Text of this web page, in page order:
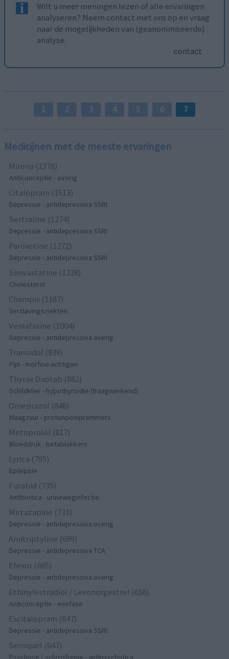
Wilt u meer meningen lezen of alle ervaringen
analyseren? Neem contact met ons op en vraag
naar de mogelijkheden van (geanonimiseerde)
analyse.
contact
1 2 3 4 5 6 7
Medicijnen met de meeste ervaringen
Mirena (2378)
Anticonceptie - overig
Citalopram (1513)
Depressie - antidepressiva SSRI
Sertraline (1274)
Depressie - antidepressiva SSRI
Paroxetine (1272)
Depressie - antidepressiva SSRI
Simvastatine (1228)
Cholesterol
Champix (1187)
Verslavingsziekten
Venlafaxine (1004)
Depressie - antidepressiva overig
Tramadol (939)
Pijn - morfine-achtigen
Thyrax Duotab (882)
Schildklier - hypothyroidie (traagwerkend)
Omeprazol (848)
Maagzuur - protonpompremmers
Metoprolol (817)
Bloeddruk - betablokkers
Lyrica (795)
Epilepsie
Furabid (735)
Antibiotica - urineweginfectie
Mirtazapine (731)
Depressie - antidepressiva overig
Amitriptyline (699)
Depressie - antidepressiva TCA
Efexor (665)
Depressie - antidepressiva overig
Ethinylestradiol / Levonorgestrel (656)
Anticonceptie - eenfase
Escitalopram (647)
Depressie - antidepressiva SSRI
Seroquel (647)
Psychose / schizofrenie - antipsychotica